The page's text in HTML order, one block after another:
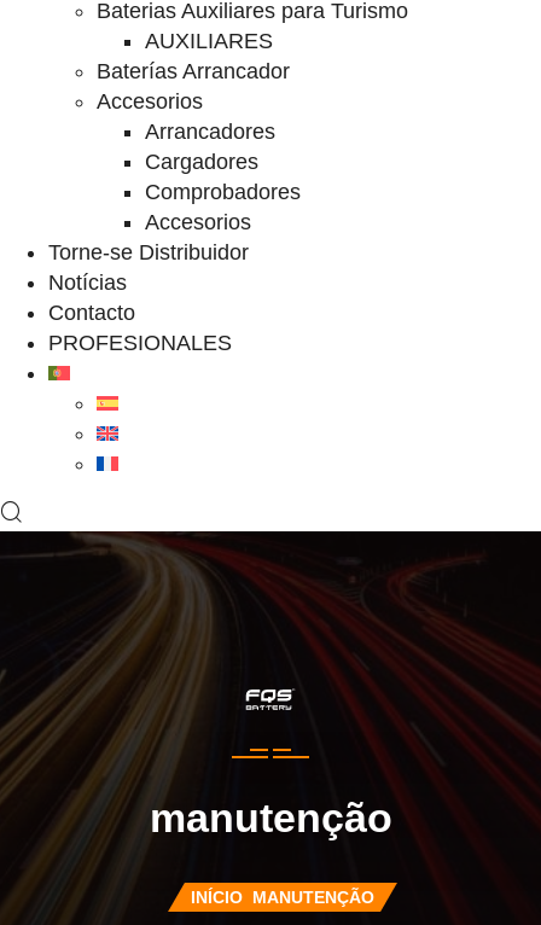
Baterias Auxiliares para Turismo
AUXILIARES
Baterías Arrancador
Accesorios
Arrancadores
Cargadores
Comprobadores
Accesorios
Torne-se Distribuidor
Notícias
Contacto
PROFESIONALES
manutenção
INÍCIO MANUTENÇÃO